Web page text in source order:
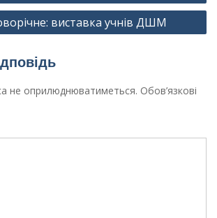
виставка учнів ДШМ
не оприлюднюватиметься. Обов’язкові